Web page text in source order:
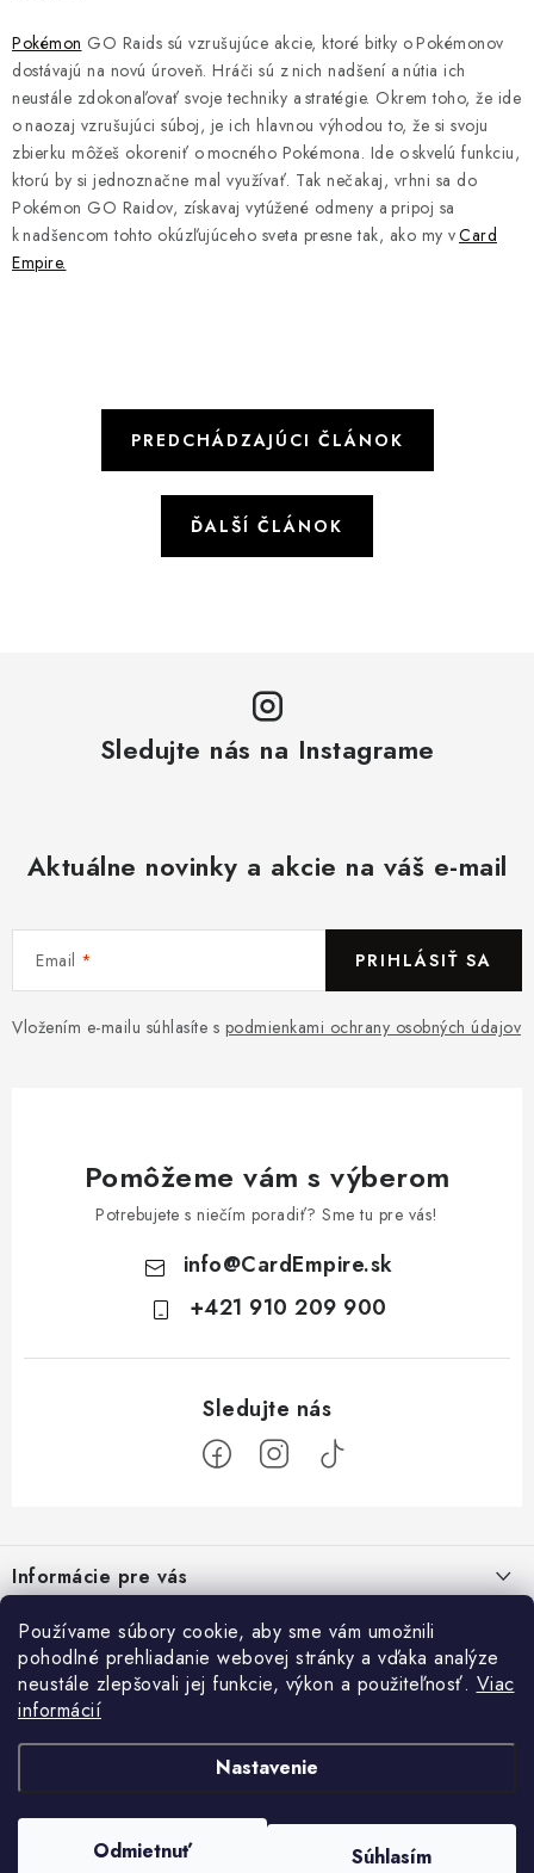
Používame súbory cookie, aby sme vám umožnili
pohodlné prehliadanie webovej stránky a vďaka analýze
neustále zlepšovali jej funkcie, výkon a použiteľnosť. Viac
informácií
Nastavenie
Odmietnuť Súhlasím
Pokémon GO Raids sú vzrušujúce akcie, ktoré bitky o Pokémonov
dostávajú na novú úroveň. Hráči sú z nich nadšení a nútia ich
neustále zdokonaľovať svoje techniky a stratégie. Okrem toho, že ide
o naozaj vzrušujúci súboj, je ich hlavnou výhodou to, že si svoju
zbierku môžeš okoreniť o mocného Pokémona. Ide o skvelú funkciu,
ktorú by si jednoznačne mal využívať. Tak nečakaj, vrhni sa do
Pokémon GO Raidov, získavaj vytúžené odmeny a pripoj sa
k nadšencom tohto okúzľujúceho sveta presne tak, ako my vCard
Empire.
PREDCHÁDZAJÚCI ČLÁNOK
ĎALŠÍ ČLÁNOK
Sledujte nás na Instagrame
Aktuálne novinky a akcie na váš e-mail
Email
Vložením e-mailu súhlasíte s podmienkami ochrany osobných údajov
PRIHLÁSIŤ SA
Pomôžeme vám s výberom
Potrebujete s niečím poradiť? Sme tu pre vás!
info@CardEmpire.sk
+421 910 209 900
pInformácie pre vás
Ako nakupovať
Všeobecné obchodné podmienky
Podmienky ochrany osobných údajov a poučenie o Cookies
Práca v CardEmpire
Prihlásenie
E-mail
Heslo
Facebook
Prijímame online platby
. Všetky práva vyhradené.
Upraviť nastavenie